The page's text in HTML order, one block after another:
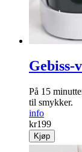
Gebiss-
På 15
til smykker.
info
kr199
Kjøp